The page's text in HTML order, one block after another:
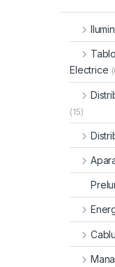
Electrice
(15)